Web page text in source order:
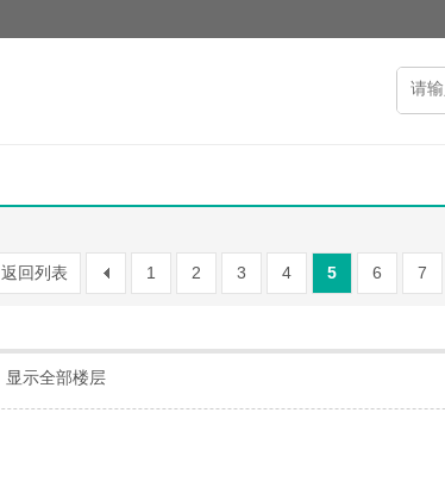
1 2 3 4 5 6 7
返回列表
显示全部楼层